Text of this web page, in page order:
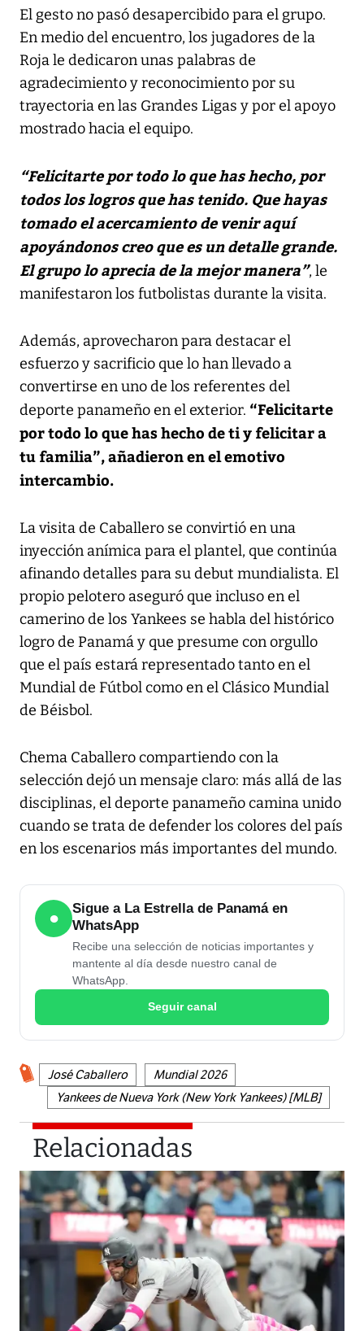
El gesto no pasó desapercibido para el grupo.
En medio del encuentro, los jugadores de la
Roja le dedicaron unas palabras de
agradecimiento y reconocimiento por su
trayectoria en las Grandes Ligas y por el apoyo
mostrado hacia el equipo.
“Felicitarte por todo lo que has hecho, por
todos los logros que has tenido. Que hayas
tomado el acercamiento de venir aquí
apoyándonos creo que es un detalle grande.
El grupo lo aprecia de la mejor manera”, le
manifestaron los futbolistas durante la visita.
Además, aprovecharon para destacar el
esfuerzo y sacrificio que lo han llevado a
convertirse en uno de los referentes del
deporte panameño en el exterior. “Felicitarte
por todo lo que has hecho de ti y felicitar a
tu familia”, añadieron en el emotivo
intercambio.
La visita de Caballero se convirtió en una
inyección anímica para el plantel, que continúa
afinando detalles para su debut mundialista. El
propio pelotero aseguró que incluso en el
camerino de los Yankees se habla del histórico
logro de Panamá y que presume con orgullo
que el país estará representado tanto en el
Mundial de Fútbol como en el Clásico Mundial
de Béisbol.
Chema Caballero compartiendo con la
selección dejó un mensaje claro: más allá de las
disciplinas, el deporte panameño camina unido
cuando se trata de defender los colores del país
en los escenarios más importantes del mundo.
●
Sigue a La Estrella de Panamá en
WhatsApp
Recibe una selección de noticias importantes y
mantente al día desde nuestro canal de
WhatsApp.
Seguir canal
José Caballero
Mundial 2026
Yankees de Nueva York (New York Yankees) [MLB]
Relacionadas